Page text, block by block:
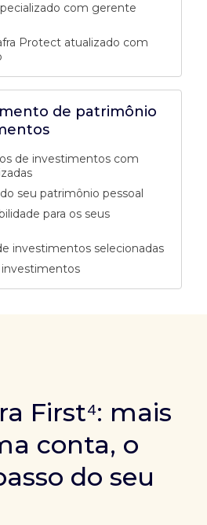
de patrimônio
de investimentos com
seu patrimônio pessoal
para os seus
investimentos selecionadas
investimentos
com gerente
Protect atualizado com
First⁴: mais
conta, o
do seu